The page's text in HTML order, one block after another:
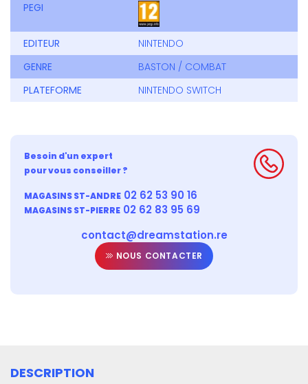
PEGI
EDITEUR
NINTENDO
GENRE
BASTON / COMBAT
PLATEFORME
NINTENDO SWITCH
Besoin d'un expert
pour vous conseiller ?
MAGASINS ST-ANDRE 02 62 53 90 16
MAGASINS ST-PIERRE 02 62 83 95 69
contact@dreamstation.re
NOUS CONTACTER
DESCRIPTION